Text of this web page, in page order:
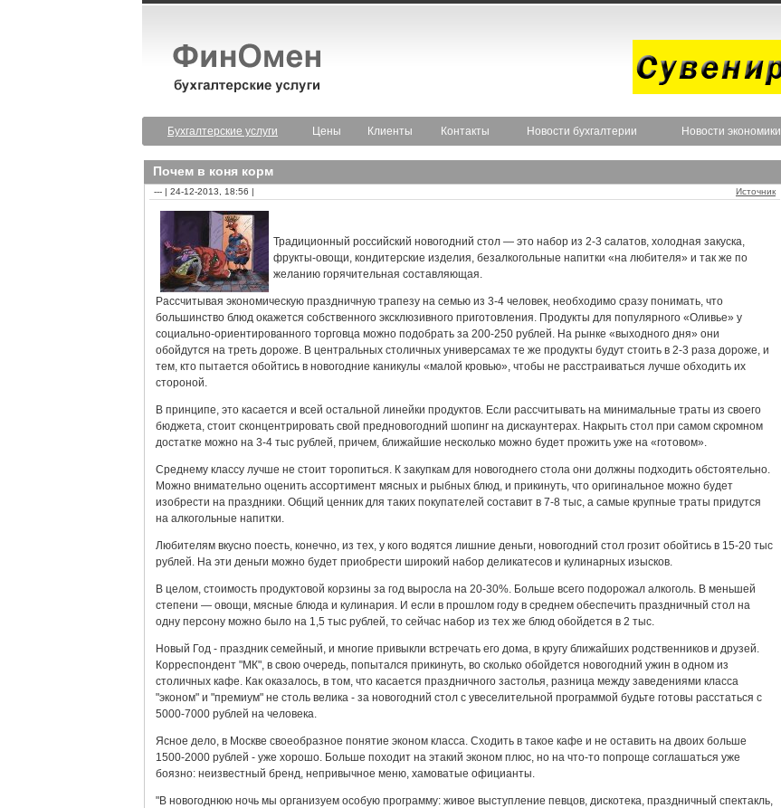
Бухгалтерские услуги
Цены Клиенты Контакты Новости бухгалтерии Новости экономики
Почем в коня корм
--- | 24-12-2013, 18:56 | Источник
Традиционный российский новогодний стол — это набор из 2-3 салатов, холодная закуска,
фрукты-овощи, кондитерские изделия, безалкогольные напитки «на любителя» и так же по
желанию горячительная составляющая.
Рассчитывая экономическую праздничную трапезу на семью из 3-4 человек, необходимо сразу понимать, что
большинство блюд окажется собственного эксклюзивного приготовления. Продукты для популярного «Оливье» у
социально-ориентированного торговца можно подобрать за 200-250 рублей. На рынке «выходного дня» они
обойдутся на треть дороже. В центральных столичных универсамах те же продукты будут стоить в 2-3 раза дороже, и
тем, кто пытается обойтись в новогодние каникулы «малой кровью», чтобы не расстраиваться лучше обходить их
стороной.
В принципе, это касается и всей остальной линейки продуктов. Если рассчитывать на минимальные траты из своего
бюджета, стоит сконцентрировать свой предновогодний шопинг на дискаунтерах. Накрыть стол при самом скромном
достатке можно на 3-4 тыс рублей, причем, ближайшие несколько можно будет прожить уже на «готовом».
Среднему классу лучше не стоит торопиться. К закупкам для новогоднего стола они должны подходить обстоятельно.
Можно внимательно оценить ассортимент мясных и рыбных блюд, и прикинуть, что оригинальное можно будет
изобрести на праздники. Общий ценник для таких покупателей составит в 7-8 тыс, а самые крупные траты придутся
на алкогольные напитки.
Любителям вкусно поесть, конечно, из тех, у кого водятся лишние деньги, новогодний стол грозит обойтись в 15-20 тыс
рублей. На эти деньги можно будет приобрести широкий набор деликатесов и кулинарных изысков.
В целом, стоимость продуктовой корзины за год выросла на 20-30%. Больше всего подорожал алкоголь. В меньшей
степени — овощи, мясные блюда и кулинария. И если в прошлом году в среднем обеспечить праздничный стол на
одну персону можно было на 1,5 тыс рублей, то сейчас набор из тех же блюд обойдется в 2 тыс.
Новый Год - праздник семейный, и многие привыкли встречать его дома, в кругу ближайших родственников и друзей.
Корреспондент "МК", в свою очередь, попытался прикинуть, во сколько обойдется новогодний ужин в одном из
столичных кафе. Как оказалось, в том, что касается праздничного застолья, разница между заведениями класса
"эконом" и "премиум" не столь велика - за новогодний стол с увеселительной программой будьте готовы расстаться с
5000-7000 рублей на человека.
Ясное дело, в Москве своеобразное понятие эконом класса. Сходить в такое кафе и не оставить на двоих больше
1500-2000 рублей - уже хорошо. Больше походит на этакий эконом плюс, но на что-то попроще соглашаться уже
боязно: неизвестный бренд, непривычное меню, хамоватые официанты.
"В новогоднюю ночь мы организуем особую программу: живое выступление певцов, дискотека, праздничный спектакль,